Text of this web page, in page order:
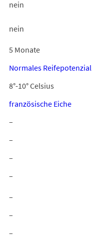
nein
nein
5 Monate
Normales Reifepotenzial
8°-10° Celsius
französische Eiche
–
–
–
–
–
–
–